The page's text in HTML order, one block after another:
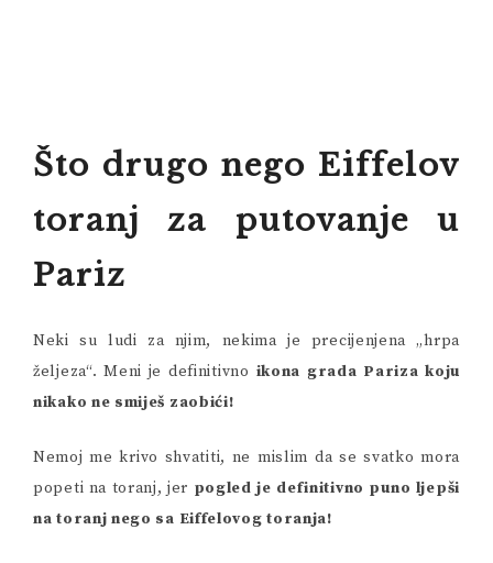
Što drugo nego Eiffelov
toranj za putovanje u
Pariz
Neki su ludi za njim, nekima je precijenjena „hrpa
željeza“. Meni je definitivno ikona grada Pariza koju
nikako ne smiješ zaobići!
Nemoj me krivo shvatiti, ne mislim da se svatko mora
popeti na toranj, jer pogled je definitivno puno ljepši
na toranj nego sa Eiffelovog toranja!